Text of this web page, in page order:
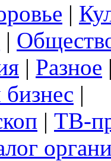
|
|
| Разное
|
| ТВ-